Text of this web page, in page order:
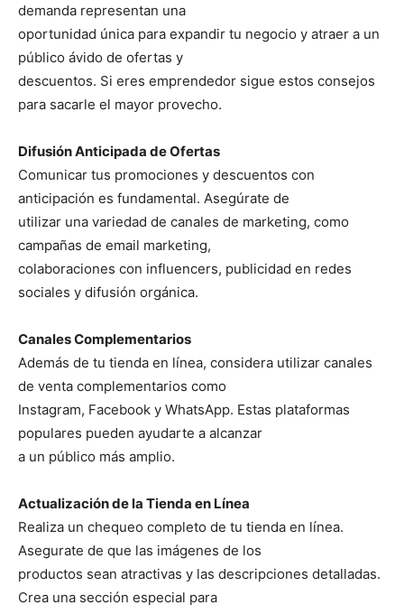
demanda representan una
oportunidad única para expandir tu negocio y atraer a un
público ávido de ofertas y
descuentos. Si eres emprendedor sigue estos consejos
para sacarle el mayor provecho.
Difusión Anticipada de Ofertas
Comunicar tus promociones y descuentos con
anticipación es fundamental. Asegúrate de
utilizar una variedad de canales de marketing, como
campañas de email marketing,
colaboraciones con influencers, publicidad en redes
sociales y difusión orgánica.
Canales Complementarios
Además de tu tienda en línea, considera utilizar canales
de venta complementarios como
Instagram, Facebook y WhatsApp. Estas plataformas
populares pueden ayudarte a alcanzar
a un público más amplio.
Actualización de la Tienda en Línea
Realiza un chequeo completo de tu tienda en línea.
Asegurate de que las imágenes de los
productos sean atractivas y las descripciones detalladas.
Crea una sección especial para